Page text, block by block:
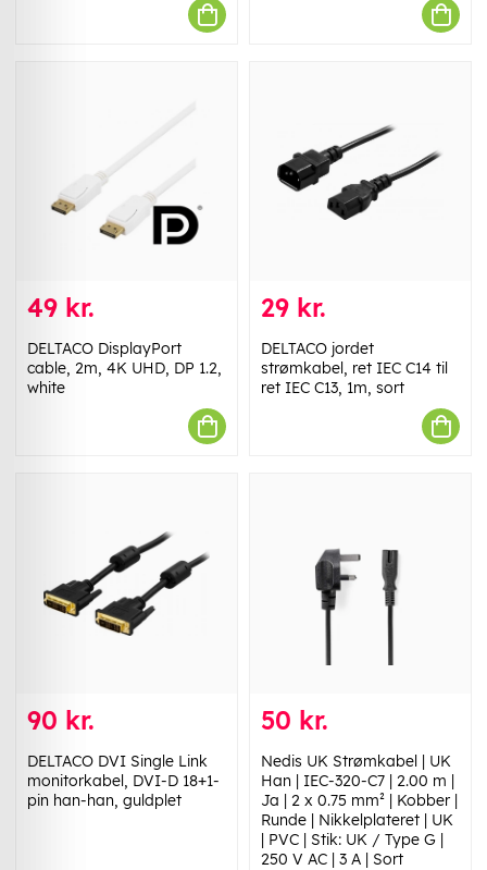
49 kr.
DELTACO DisplayPort
cable, 2m, 4K UHD, DP 1.2,
white
29 kr.
DELTACO jordet
strømkabel, ret IEC C14 til
ret IEC C13, 1m, sort
90 kr.
DELTACO DVI Single Link
monitorkabel, DVI-D 18+1-
pin han-han, guldplet
50 kr.
Nedis UK Strømkabel | UK
Han | IEC-320-C7 | 2.00 m |
Ja | 2 x 0.75 mm² | Kobber |
Runde | Nikkelplateret | UK
| PVC | Stik: UK / Type G |
250 V AC | 3 A | Sort